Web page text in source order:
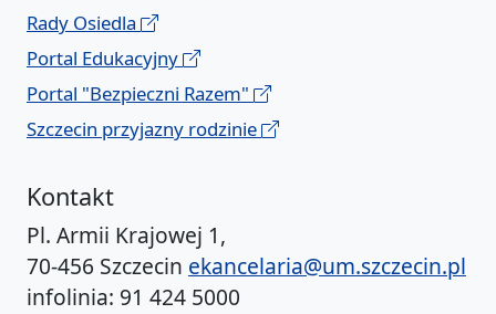
Rady Osiedla
Portal Edukacyjny
Portal "Bezpieczni Razem"
Szczecin przyjazny rodzinie
Kontakt
Pl. Armii Krajowej 1,
70-456 Szczecin ekancelaria@um.szczecin.pl
infolinia: 91 424 5000